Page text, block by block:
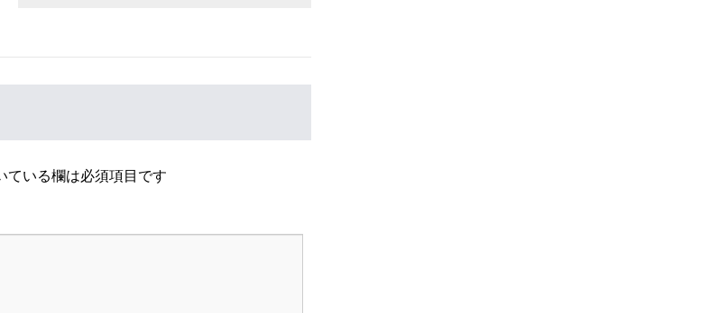
ている欄は必須項目です